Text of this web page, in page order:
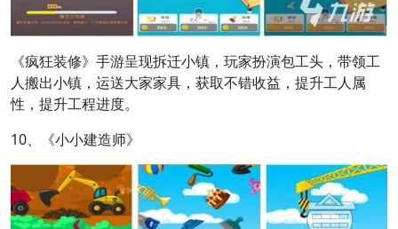
《疯狂装修》手游呈现拆迁小镇，玩家扮演包工头，带领工
人搬出小镇，运送大家家具，获取不错收益，提升工人属
性，提升工程进度。
10、《小小建造师》